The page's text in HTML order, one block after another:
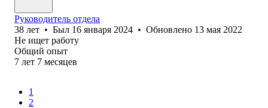
Руководитель отдела
38 лет • Был 16 января 2024 • Обновлено 13 мая 2022
Не ищет работу
Общий опыт
7 лет 7 месяцев
1
2